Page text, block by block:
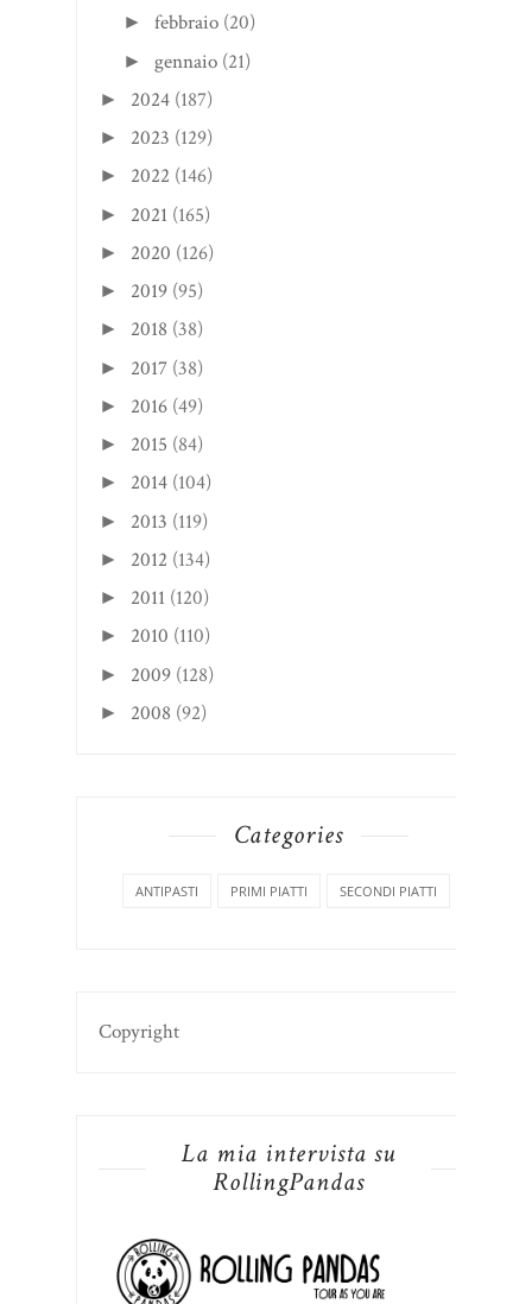
►febbraio (20)
►gennaio (21)
► 2024 (187)
► 2023 (129)
► 2022 (146)
► 2021 (165)
► 2020 (126)
► 2019 (95)
► 2018 (38)
► 2017 (38)
► 2016 (49)
► 2015 (84)
► 2014 (104)
► 2013 (119)
► 2012 (134)
► 2011 (120)
► 2010 (110)
► 2009 (128)
► 2008 (92)
Categories
ANTIPASTI PRIMI PIATTI SECONDI PIATTI
Copyright
La mia intervista su
RollingPandas